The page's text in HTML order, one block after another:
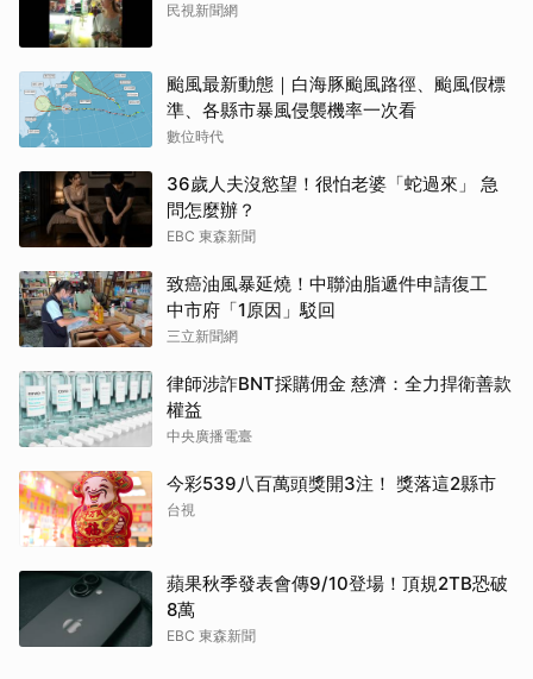
民視新聞網
颱風最新動態｜白海豚颱風路徑、颱風假標
準、各縣市暴風侵襲機率一次看
數位時代
36歲人夫沒慾望！很怕老婆「蛇過來」 急
問怎麼辦？
EBC 東森新聞
致癌油風暴延燒！中聯油脂遞件申請復工
中市府「1原因」駁回
三立新聞網
律師涉詐BNT採購佣金 慈濟：全力捍衛善款
權益
中央廣播電臺
今彩539八百萬頭獎開3注！ 獎落這2縣市
台視
蘋果秋季發表會傳9/10登場！頂規2TB恐破
8萬
EBC 東森新聞